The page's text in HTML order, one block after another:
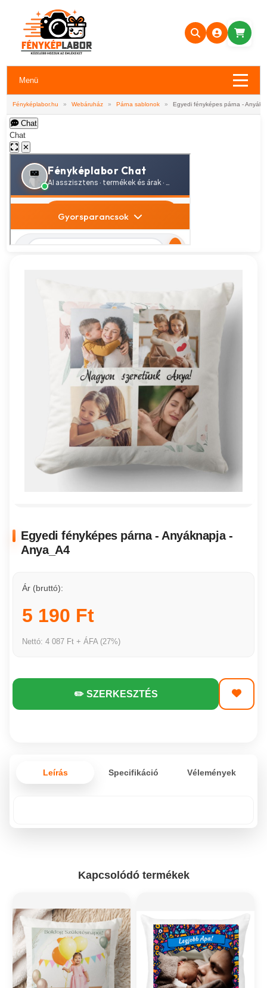
Menü
Fényképlabor.hu » Webáruház » Párna sablonok » Egyedi fényképes párna -
Chat
Chat
✕
Egyedi fényképes párna - Anyáknapja -
Anya_A4
Ár (bruttó):
5 190 Ft
Nettó: 4 087 Ft + ÁFA (27%)
✏️ SZERKESZTÉS
Leírás Specifikáció Vélemények
Kapcsolódó termékek